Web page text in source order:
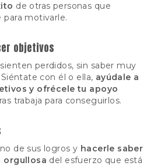
de otras personas que
para motivarle.
objetivos
perdidos, sin saber muy
con él o ella, ayúdale a
y ofrécele tu apoyo
trabaja para conseguirlos.
de sus logros y hacerle saber
orgullosa del esfuerzo que está